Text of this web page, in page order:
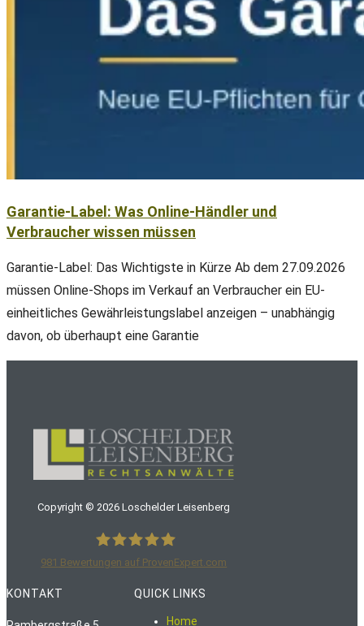
Garantie-Label: Was Online-Händler und
Verbraucher wissen müssen
Garantie-Label: Das Wichtigste in Kürze Ab dem 27.09.2026
müssen Online-Shops im Verkauf an Verbraucher ein EU-
einheitliches Gewährleistungslabel anzeigen – unabhängig
davon, ob überhaupt eine Garantie
Copyright ©2026 Loschelder Leisenberg
LoschelderLeisenberg Rechtsanwälte
981 Bewertungen auf ProvenExpert.com
KONTAKT QUICK LINKS
Home